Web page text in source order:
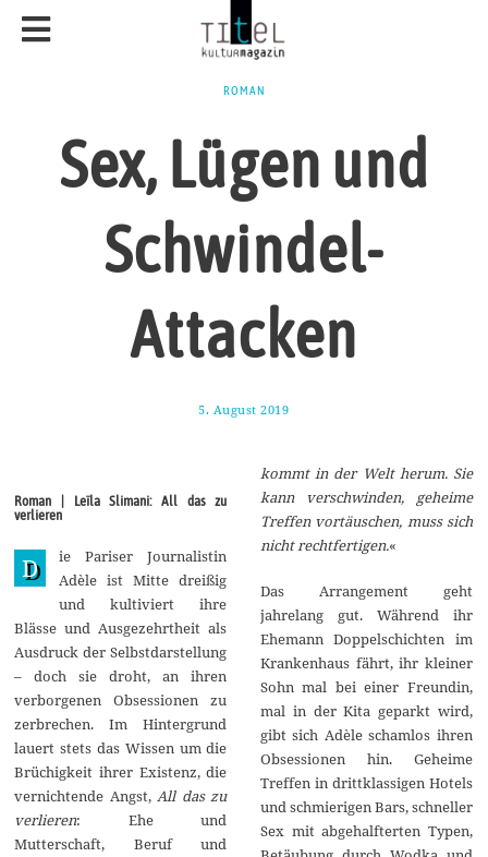
ROMAN
Sex, Lügen und
Schwindel-
Attacken
5. August 2019
u
u
s
t
2
Roman | Leïla Slimani: All das zu
verlieren
D
ie Pariser Journalistin
Adèle ist Mitte dreißig
und kultiviert ihre
Blässe und Ausgezehrtheit als
Ausdruck der Selbstdarstellung
– doch sie droht, an ihren
verborgenen Obsessionen zu
zerbrechen. Im Hintergrund
lauert stets das Wissen um die
Brüchigkeit ihrer Existenz, die
vernichtende Angst, All das zu
verlieren: Ehe und
Mutterschaft, Beruf und
kommt in der Welt herum. Sie
kann verschwinden, geheime
Treffen vortäuschen, muss sich
nicht rechtfertigen.«
Das Arrangement geht
jahrelang gut. Während ihr
Ehemann Doppelschichten im
Krankenhaus fährt, ihr kleiner
Sohn mal bei einer Freundin,
mal in der Kita geparkt wird,
gibt sich Adèle schamlos ihren
Obsessionen hin. Geheime
Treffen in drittklassigen Hotels
und schmierigen Bars, schneller
Sex mit abgehalfterten Typen,